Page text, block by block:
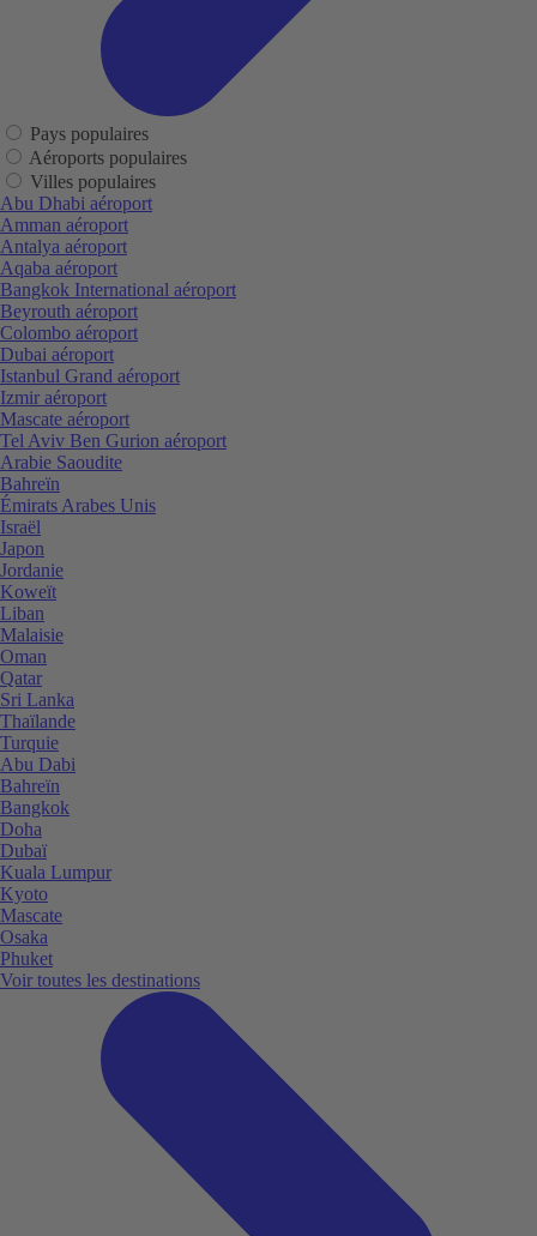
Pays populaires
Aéroports populaires
Villes populaires
Abu Dhabi aéroport
Amman aéroport
Antalya aéroport
Aqaba aéroport
Bangkok International aéroport
Beyrouth aéroport
Colombo aéroport
Dubai aéroport
Istanbul Grand aéroport
Izmir aéroport
Mascate aéroport
Tel Aviv Ben Gurion aéroport
Arabie Saoudite
Bahreïn
Émirats Arabes Unis
Israël
Japon
Jordanie
Koweït
Liban
Malaisie
Oman
Qatar
Sri Lanka
Thaïlande
Turquie
Abu Dabi
Bahreïn
Bangkok
Doha
Dubaï
Kuala Lumpur
Kyoto
Mascate
Osaka
Phuket
Voir toutes les destinations